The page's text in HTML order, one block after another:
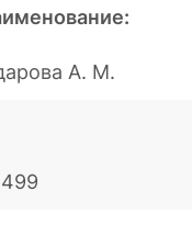
А. М.